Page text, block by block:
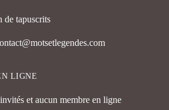
de tapuscrits
LIGNE
et aucun membre en ligne